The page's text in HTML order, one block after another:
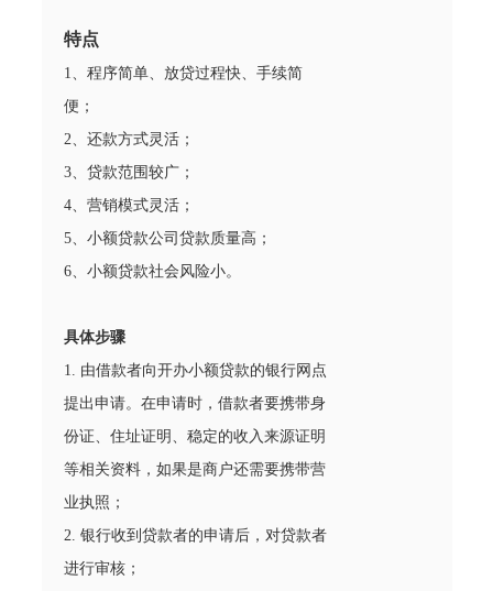
特点
1、程序简单、放贷过程快、手续简
便；
2、还款方式灵活；
3、贷款范围较广；
4、营销模式灵活；
5、小额贷款公司贷款质量高；
6、小额贷款社会风险小。
具体步骤
1. 由借款者向开办小额贷款的银行网点
提出申请。在申请时，借款者要携带身
份证、住址证明、稳定的收入来源证明
等相关资料，如果是商户还需要携带营
业执照；
2. 银行收到贷款者的申请后，对贷款者
进行审核；